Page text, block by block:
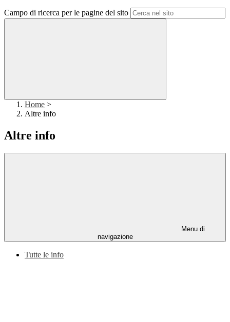
Campo di ricerca per le pagine del sito
Home >
Altre info
Altre info
Menu di
navigazione
Tutte le info